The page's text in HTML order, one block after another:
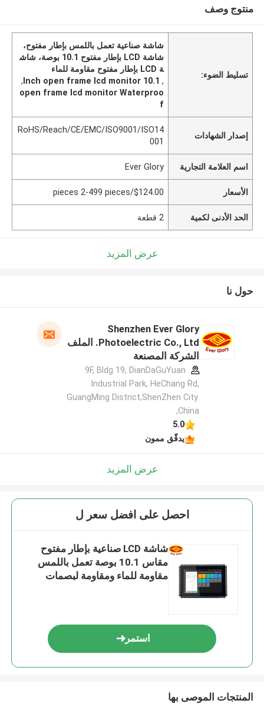
منتوج وصف
تسليط الضوء:
شاشة صناعية تعمل باللمس بإطار مفتوح،
شاشة LCD بإطار مفتوح 10.1 بوصة، شاش
ة LCD بإطار مفتوح مقاومة للماء
,
10.1 Inch open frame lcd monitor
,
open frame lcd monitor Waterproo
f
إصدار الشهادات
RoHS/Reach/CE/EMC/ISO9001/ISO14
001
اسم العلامة التجارية Ever Glory
الأسعار $124.00/pieces 2-499 pieces
الحد الأدنى لكمية 2 قطعة
عرض المزيد
حول نا
Shenzhen Ever Glory
Photoelectric Co., Ltd. الملف
الشركة المصنعة
9F, Bldg 19, DianDaGuYuan
Industrial Park, HeChang Rd,
GuangMing District,ShenZhen City.
,China
5.0
يدقّق ممون
عرض المزيد
احصل على افضل سعر ل
شاشة LCD صناعية بإطار مفتوح
مقاس 10.1 بوصة تعمل باللمس
مقاومة للماء ومقاومة لبصمات
استمر
المنتجات الموصى بها